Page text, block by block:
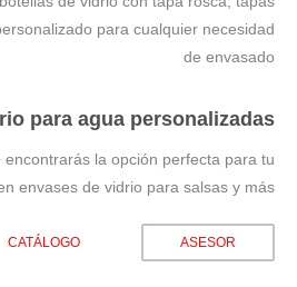
para cualquier necesidad
de envasado
para agua personalizadas
la opción perfecta para tu
envases de vidrio para salsas y más
ASESOR
CATÁLOGO